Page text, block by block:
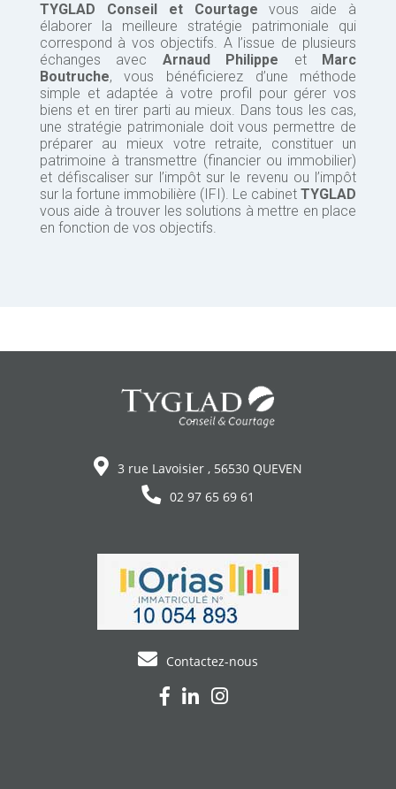
TYGLAD Conseil et Courtage vous aide à
élaborer la meilleure stratégie patrimoniale qui
correspond à vos objectifs. A l’issue de plusieurs
échanges avec Arnaud Philippe etMarc
Boutruche, vous bénéficierez d’une méthode
simple et adaptée à votre profil pour gérer vos
biens et en tirer parti au mieux. Dans tous les cas,
une stratégie patrimoniale doit vous permettre de
préparer au mieux votre retraite, constituer un
patrimoine à transmettre (financier ou immobilier)
et défiscaliser sur l’impôt sur le revenu ou l’impôt
sur la fortune immobilière (IFI). Le cabinetTYGLAD
vous aide à trouver les solutions à mettre en place
en fonction de vos objectifs.
3 rue Lavoisier , 56530 QUEVEN
02 97 65 69 61
Contactez-nous